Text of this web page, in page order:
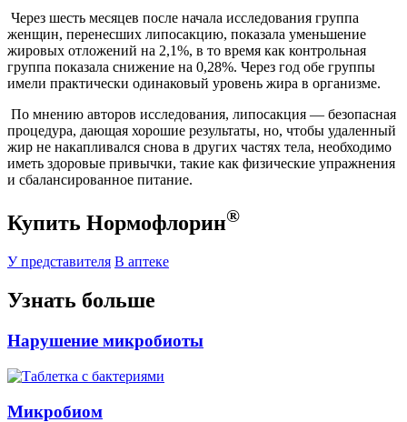
Через шесть месяцев после начала исследования группа
женщин, перенесших липосакцию, показала уменьшение
жировых отложений на 2,1%, в то время как контрольная
группа показала снижение на 0,28%. Через год обе группы
имели практически одинаковый уровень жира в организме.
По мнению авторов исследования, липосакция — безопасная
процедура, дающая хорошие результаты, но, чтобы удаленный
жир не накапливался снова в других частях тела, необходимо
иметь здоровые привычки, такие как физические упражнения
и сбалансированное питание.
Купить Нормофлорин®
У представителя В аптеке
Узнать больше
Нарушение микробиоты
Микробиом